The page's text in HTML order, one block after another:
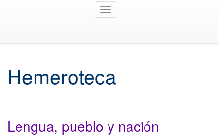
Toggle
Hemeroteca
Lengua, pueblo y nación